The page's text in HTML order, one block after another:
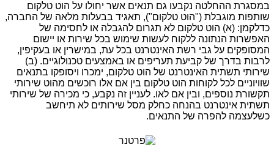
במסגרת ההחלטה נקבעו גם תנאים אשר יחולו על הוט טלקום
שותפות מוגבלת ("הוט טלקום"), תאגיד בבעלות מלאה של החברה,
כדלקמן: (א) הוט טלקום לא תגרום להגבלה או לחסימה של
האפשרות הנתונה ללקוח לעשות שימוש בכל שירות או יישום
המסופקים על גבי רשת האינטרנט בכל עת, במישרין או בעקיפין,
לרבות בדרך של קביעת תעריפים או באמצעים טכנולוגיים. (ב)
שירותי תשתית האינטרנט של הוט טלקום, ימכרו ויסופקו בתנאים
שוויוניים לכל לקוחות הוט טלקום בין אם אלו רוכשים מהוט שירותי
תקשורת נוספים, ובין אם לאו. לעניין זה נקבע, כי מכירה של שירותי
תשתית אינטרנט בהנחה כחלק מסל שירותים לא תיחשב
כשלעצמה להפרה של התנאים.